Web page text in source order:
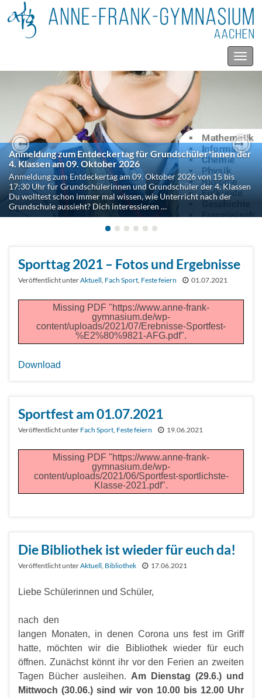
Anmeldung zum Entdeckertag für Grundschüler*innen der
4. Klassen am 09. Oktober 2026
Anmeldung zum Entdeckertag am 09. Oktober 2026 von 15 bis
17:30 Uhr für Grundschülerinnen und Grundschüler der 4. Klassen
Du wolltest schon immer mal wissen, wie Unterricht nach der
Grundschule aussieht? Dich interessieren …
Previous
Sporttag 2021 – Fotos und Ergebnisse
Veröffentlicht unterAktuell Fach Sport Feste feiern 01.07.2021
Missing PDF "https://www.anne-frank-
gymnasium.de/wp-
content/uploads/2021/07/Erebnisse-Sportfest-
%E2%80%9821-AFG.pdf".
Download
Sportfest am 01.07.2021
Veröffentlicht unter Fach Sport Feste feiern 19.06.2021
Missing PDF "https://www.anne-frank-
gymnasium.de/wp-
content/uploads/2021/06/Sportfest-sportlichste-
Klasse-2021.pdf".
Die Bibliothek ist wieder für euch da!
Veröffentlicht unterAktuell Bibliothek 17.06.2021
Liebe Schülerinnen und Schüler,
nach den
langen Monaten, in denen Corona uns fest im Griff
hatte, möchten wir die Bibliothek wieder für euch
öffnen. Zunächst könnt ihr vor den Ferien an zweiten
Tagen Bücher ausleihen. Am Dienstag (29.6.) und
Mittwoch (30.06.) sind wir von 10.00 bis 12.00 Uhr